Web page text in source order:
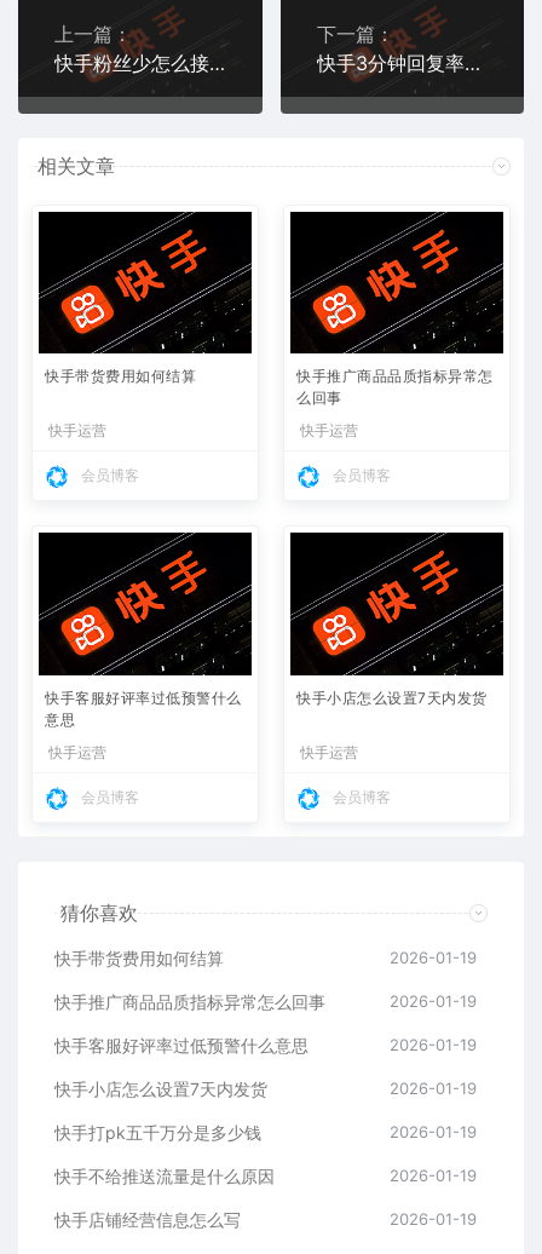
上一篇：
快手粉丝少怎么接广告
下一篇：
快手3分钟回复率多少合格
相关文章
快手带货费用如何结算
快手运营
会员博客
快手推广商品品质指标异常怎
么回事
快手运营
会员博客
快手客服好评率过低预警什么
意思
快手运营
会员博客
快手小店怎么设置7天内发货
快手运营
会员博客
猜你喜欢
快手带货费用如何结算 2026-01-19
快手推广商品品质指标异常怎么回事 2026-01-19
快手客服好评率过低预警什么意思 2026-01-19
快手小店怎么设置7天内发货 2026-01-19
快手打pk五千万分是多少钱 2026-01-19
快手不给推送流量是什么原因 2026-01-19
快手店铺经营信息怎么写 2026-01-19